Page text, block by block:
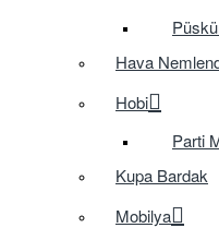
Hava
Hobi
Parti
Kupa Bardak
Mobilya